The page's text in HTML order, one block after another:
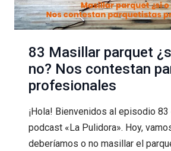
83 Masillar parquet
no? Nos contestan
profesionales
¡Hola! Bienvenidos al episodio
podcast «La Pulidora». Hoy,
deberíamos o no masillar el